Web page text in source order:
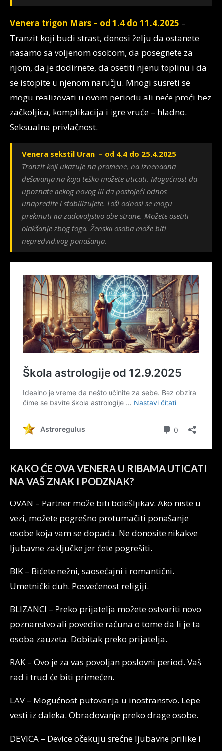
Venera trigon Mars – od 1.4 do 11.4.2025 –
Tranzit koji budi strast, donosi želju da ostanete
nasamo sa voljenom osobom, da posegnete za
njom, da je dodirnete, da osetiti njenu toplinu i da
se istopite u njenom naručju. Mnogi susreti se
mogu realizovati u ovom periodu ali neće proći bez
začkoljica, komplikacija i igre vruće – hladno.
Seksualna privlačnost.
Venera sekstil Uran – od 4.4 do 25.4.2025 –
Tranzit koji ukazuje na promene, na iznenadna
dešavanja na koja teško možete uticati. Mogućnost da
upoznate nekog novog ili da postojeći odnos
unapredite i stabilizujete. Loši odnosi se mogu
prekinuti na zadovoljstvo obe strane. Možete osetiti
olakšanje zbog toga. Ženska osoba može biti
nepredvidivog ponašanja.
KAKO ĆE OVA VENERA U RIBAMA UTICATI
NA VAŠ ZNAK I PODZNAK?
OVAN – Partner može biti bolešljikav. Ako niste u
vezi, možete pogrešno protumačiti ponašanje
osobe koja vam se dopada. Ne donosite nikakve
ljubavne zaključke jer ćete pogrešiti.
BIK – Bićete nežni, saosećajni i romantični.
Umetnički duh. Posvećenost religiji.
BLIZANCI – Preko prijatelja možete ostvariti novo
poznanstvo ali povedite računa o tome da li je ta
osoba zauzeta. Dobitak preko prijatelja.
RAK – Ovo je za vas povoljan poslovni period. Vaš
rad i trud će biti primećen.
LAV – Mogućnost putovanja u inostranstvo. Lepe
vesti iz daleka. Obradovanje preko drage osobe.
DEVICA – Device očekuju srećne ljubavne prilike i